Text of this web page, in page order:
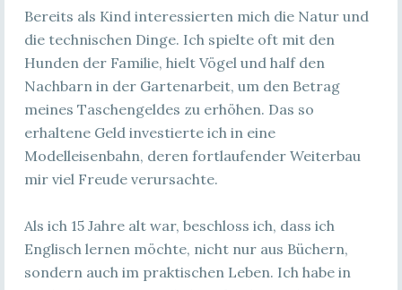
Bereits als Kind interessierten mich die Natur und
die technischen Dinge. Ich spielte oft mit den
Hunden der Familie, hielt Vögel und half den
Nachbarn in der Gartenarbeit, um den Betrag
meines Taschengeldes zu erhöhen. Das so
erhaltene Geld investierte ich in eine
Modelleisenbahn, deren fortlaufender Weiterbau
mir viel Freude verursachte.
Als ich 15 Jahre alt war, beschloss ich, dass ich
Englisch lernen möchte, nicht nur aus Büchern,
sondern auch im praktischen Leben. Ich habe in